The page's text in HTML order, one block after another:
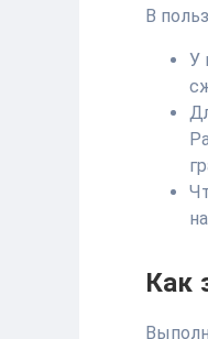
В
У
Как